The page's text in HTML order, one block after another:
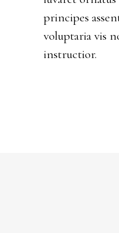
principes
voluptaria vis
instructior.